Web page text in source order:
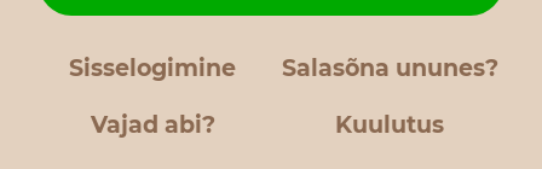
Sisselogimine Salasõna ununes?
Vajad abi? Kuulutus